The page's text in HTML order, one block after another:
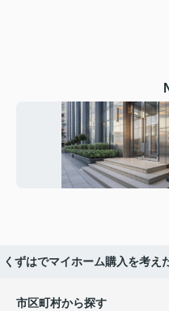
くずはでマイホーム購入を考え
市区町村から探す